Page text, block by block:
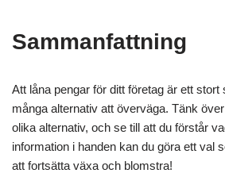
Sammanfattning
Att låna pengar för ditt företag är ett stort
många alternativ att överväga. Tänk
olika alternativ, och se till att du förstår
information i handen kan du göra ett val
att fortsätta växa och blomstra!